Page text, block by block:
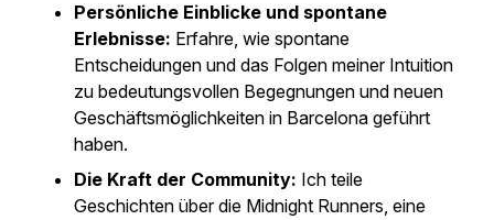
Persönliche Einblicke und spontane
Erlebnisse: Erfahre, wie spontane
Entscheidungen und das Folgen meiner Intuition
zu bedeutungsvollen Begegnungen und neuen
Geschäftsmöglichkeiten in Barcelona geführt
haben.
Die Kraft der Community: Ich teile
Geschichten über die Midnight Runners, eine